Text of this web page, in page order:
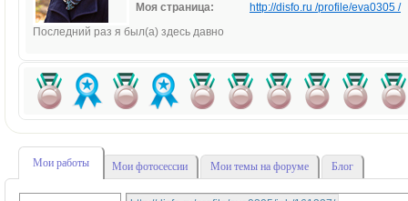
Моя страница:
http://disfo.ru /profile/eva0305 /
Последний раз я был(а) здесь давно
Мои работы Мои фотосессии Мои темы на форуме Блог